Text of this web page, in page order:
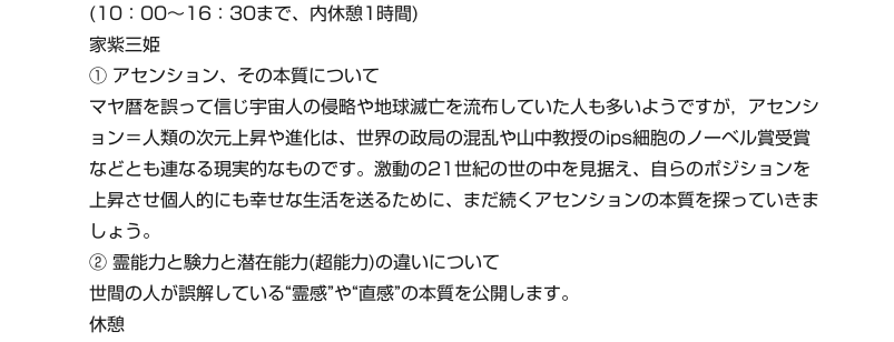
(10：00～16：30まで、内休憩1時間)
家紫三姫
① アセンション、その本質について
マヤ暦を誤って信じ宇宙人の侵略や地球滅亡を流布していた人も多いようですが，アセンシ
ョン＝人類の次元上昇や進化は、世界の政局の混乱や山中教授のips細胞のノーベル賞受賞
などとも連なる現実的なものです。激動の21世紀の世の中を見据え、自らのポジションを
上昇させ個人的にも幸せな生活を送るために、まだ続くアセンションの本質を探っていきま
しょう。
② 霊能力と験力と潜在能力(超能力)の違いについて
世間の人が誤解している“霊感”や“直感”の本質を公開します。
休憩